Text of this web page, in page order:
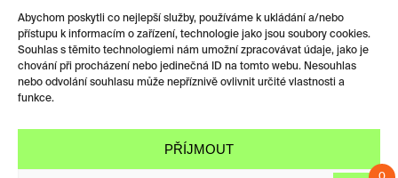
Abychom poskytli co nejlepší služby, používáme k ukládání a/nebo
přístupu k informacím o zařízení, technologie jako jsou soubory cookies.
Souhlas s těmito technologiemi nám umožní zpracovávat údaje, jako je
chování při procházení nebo jedinečná ID na tomto webu. Nesouhlas
nebo odvolání souhlasu může nepříznivě ovlivnit určité vlastnosti a
funkce.
PŘÍJMOUT